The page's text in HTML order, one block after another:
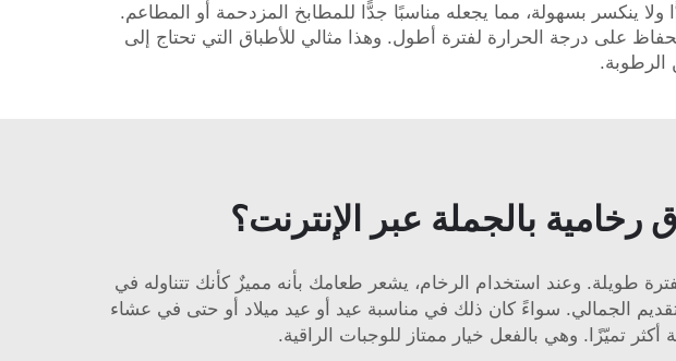
ولا ينكسر بسهولة، مما يجعله مناسبًا جدًّا للمطابخ المزدحمة أو المطاعم.
على درجة الحرارة لفترة أطول. وهذا مثالي للأطباق التي تحتاج إلى
بالجملة عبر الإنترنت؟
طويلة. وعند استخدام الرخام، يشعر طعامك بأنه مميزٌ كأنك تتناوله في
الجمالي. سواءً كان ذلك في مناسبة عيد أو عيد ميلاد أو حتى في عشاء
تميّزًا. وهي بالفعل خيار ممتاز للوجبات الراقية.